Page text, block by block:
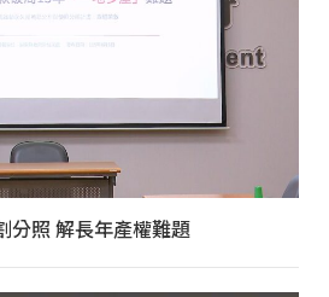
分照 解長年產權難題